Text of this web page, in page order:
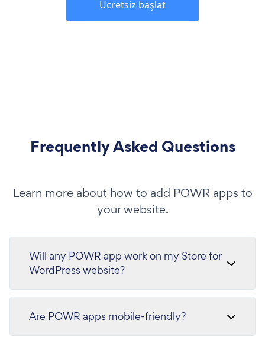
Ücretsiz başlat
Frequently Asked Questions
Learn more about how to add POWR apps to
your website.
Will any POWR app work on my Store for
WordPress website?
Are POWR apps mobile-friendly?